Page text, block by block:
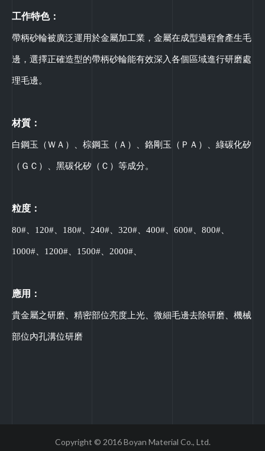
工作特色：
帶柄砂輪被廣泛運用於金屬加工業，金屬在成型過程會產生毛
邊，選擇正確造型的帶柄砂輪能有效深入各個區域進行研磨處
理毛邊。
材質：
白鋼玉（ＷＡ）、棕鋼玉（Ａ）、鉻剛玉（ＰＡ）、綠碳化矽
（ＧＣ）、黑碳化矽（Ｃ）等成分。
粒度：
80#、120#、180#、240#、320#、400#、600#、800#、
1000#、1200#、1500#、2000#、
應用：
貴金屬之研磨、精密部位亮度上光、微細毛邊去除研磨、機械
部位內孔溝位研磨
Copyright © 2016 Boyan Material Co., Ltd.